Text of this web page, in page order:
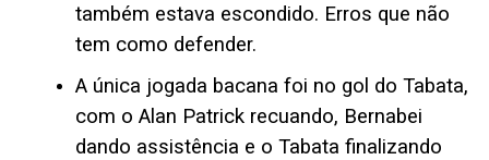
também estava escondido. Erros que não
tem como defender.
A única jogada bacana foi no gol do Tabata,
com o Alan Patrick recuando, Bernabei
dando assistência e o Tabata finalizando